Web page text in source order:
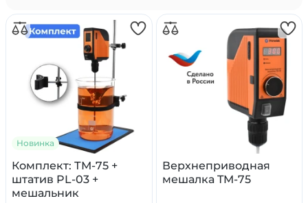
Новинка
Комплект: ТМ-75 +
штатив PL-03 +
мешальник
Верхнеприводная
мешалка TM-75